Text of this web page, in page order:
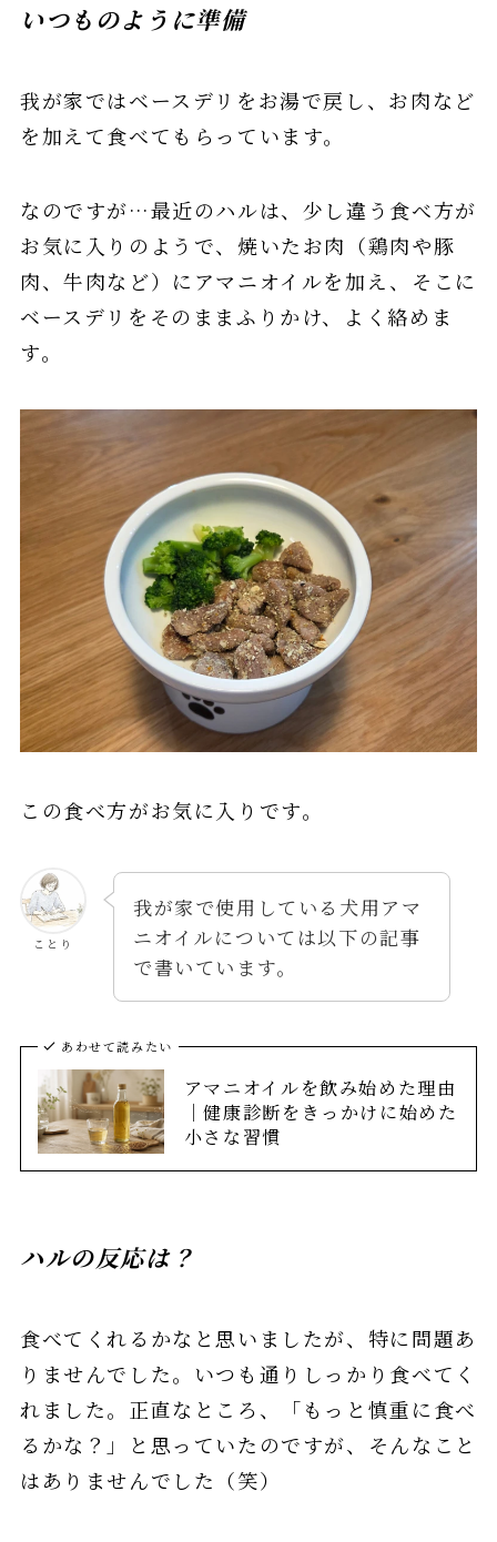
いつものように準備
我が家ではベースデリをお湯で戻し、お肉など
を加えて食べてもらっています。
なのですが…最近のハルは、少し違う食べ方が
お気に入りのようで、焼いたお肉（鶏肉や豚
肉、牛肉など）にアマニオイルを加え、そこに
ベースデリをそのままふりかけ、よく絡めま
す。
この食べ方がお気に入りです。
ことり
我が家で使用している犬用アマ
ニオイルについては以下の記事
で書いています。
あわせて読みたい
アマニオイルを飲み始めた理由
｜健康診断をきっかけに始めた
小さな習慣
ハルの反応は？
食べてくれるかなと思いましたが、特に問題あ
りませんでした。いつも通りしっかり食べてく
れました。正直なところ、「もっと慎重に食べ
るかな？」と思っていたのですが、そんなこと
はありませんでした（笑）